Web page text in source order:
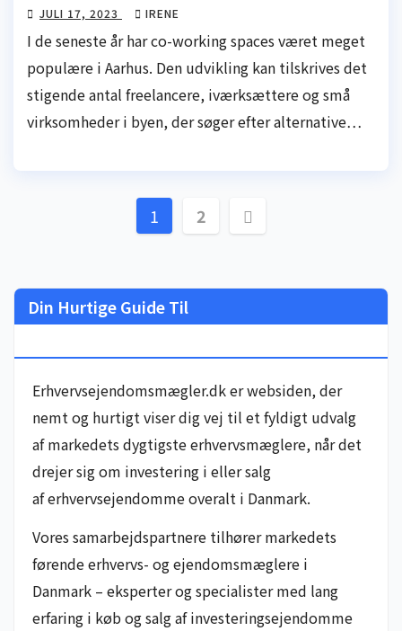
JULI 17, 2023 IRENE
I de seneste år har co-working spaces været meget
populære i Aarhus. Den udvikling kan tilskrives det
stigende antal freelancere, iværksættere og små
virksomheder i byen, der søger efter alternative…
Indlægsinddeling
1 2
Din Hurtige Guide Til
Erhvervsejendomsmægler.dk er websiden, der
nemt og hurtigt viser dig vej til et fyldigt udvalg
af markedets dygtigste erhvervsmæglere, når det
drejer sig om investering i eller salg
af erhvervsejendomme overalt i Danmark.
Vores samarbejdspartnere tilhører markedets
førende erhvervs- og ejendomsmæglere i
Danmark – eksperter og specialister med lang
erfaring i køb og salg af investeringsejendomme